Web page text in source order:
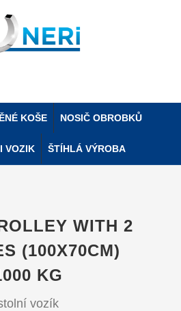
KOŠE NOSIČ OBROBKŮ
VOZIK ŠTÍHLÁ VÝROBA
WITH 2
(100X70CM)
KG
vozík